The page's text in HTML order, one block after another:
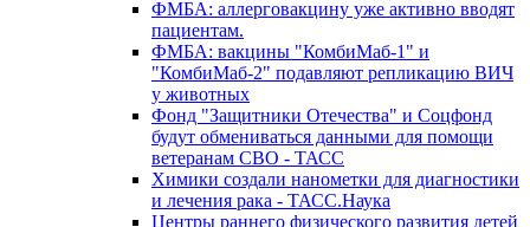
ФМБА: аллерговакцину уже активно вводят
пациентам.
ФМБА: вакцины "КомбиМаб-1" и
"КомбиМаб-2" подавляют репликацию ВИЧ
у животных
Фонд "Защитники Отечества" и Соцфонд
будут обмениваться данными для помощи
ветеранам СВО - ТАСС
Химики создали нанометки для диагностики
и лечения рака - ТАСС.Наука
Центры раннего физического развития детей